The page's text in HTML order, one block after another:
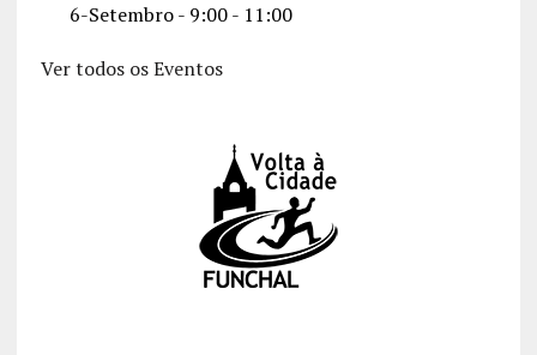
6-Setembro - 9:00- 11:00
Ver todos os Eventos